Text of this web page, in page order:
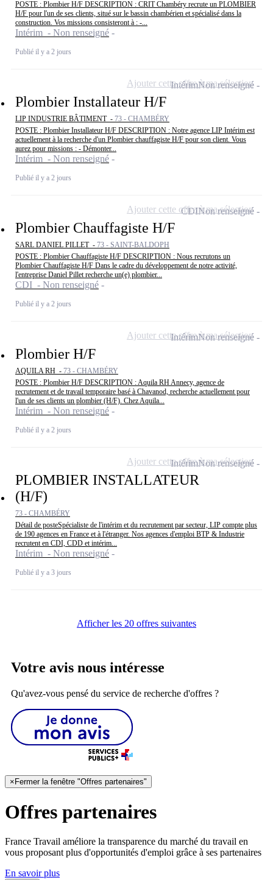
POSTE : Plombier H/F DESCRIPTION : CRIT Chambéry recrute un PLOMBIER
H/F pour l'un de ses clients, situé sur le bassin chambérien et spécialisé dans la
construction. Vos missions consisteront à : -...
Intérim - Non renseigné
Publié il y a 2 jours
Plombier Installateur H/F
LIP INDUSTRIE BÂTIMENT - 73 - CHAMBÉRY
POSTE : Plombier Installateur H/F DESCRIPTION : Notre agence LIP Intérim est
actuellement à la recherche d'un Plombier chauffagiste H/F pour son client. Vous
aurez pour missions : - Démonter...
Intérim - Non renseigné
Publié il y a 2 jours
IntérimNon renseigné
Ajouter cette offre à ma sélection
Plombier Chauffagiste H/F
SARL DANIEL PILLET - 73 - SAINT-BALDOPH
POSTE : Plombier Chauffagiste H/F DESCRIPTION : Nous recrutons un
Plombier Chauffagiste H/F Dans le cadre du développement de notre activité,
l'entreprise Daniel Pillet recherche un(e) plombier...
CDI - Non renseigné
Publié il y a 2 jours
CDINon renseigné
Ajouter cette offre à ma sélection
Plombier H/F
AQUILA RH - 73 - CHAMBÉRY
POSTE : Plombier H/F DESCRIPTION : Aquila RH Annecy, agence de
recrutement et de travail temporaire basé à Chavanod, recherche actuellement pour
l'un de ses clients un plombier (H/F). Chez Aquila...
Intérim - Non renseigné
Publié il y a 2 jours
IntérimNon renseigné
Ajouter cette offre à ma sélection
PLOMBIER INSTALLATEUR
(H/F)
73 - CHAMBÉRY
Détail de posteSpécialiste de l'intérim et du recrutement par secteur, LIP compte plus
de 190 agences en France et à l'étranger. Nos agences d'emploi BTP & Industrie
recrutent en CDI, CDD et intérim...
Intérim - Non renseigné
Publié il y a 3 jours
IntérimNon renseigné
Ajouter cette offre à ma sélection
Afficher les 20 offres suivantes
Votre avis nous intéresse
Qu'avez-vous pensé du service de recherche d'offres ?
×Fermer la fenêtre "Offres partenaires"
Offres partenaires
France Travail améliore la transparence du marché du travail en
vous proposant plus d'opportunités d'emploi grâce à ses partenaires
En savoir plus